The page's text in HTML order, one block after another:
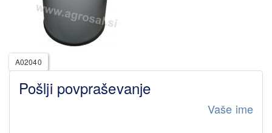
A02040
Pošlji povpraševanje
Vaše ime